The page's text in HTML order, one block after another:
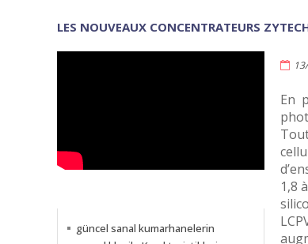
LES NOUVEAUX CONCENTRATEURS
En
1,8
güncel sanal kumarhanelerin